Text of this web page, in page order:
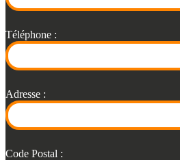
Téléphone :
Adresse :
Code Postal :